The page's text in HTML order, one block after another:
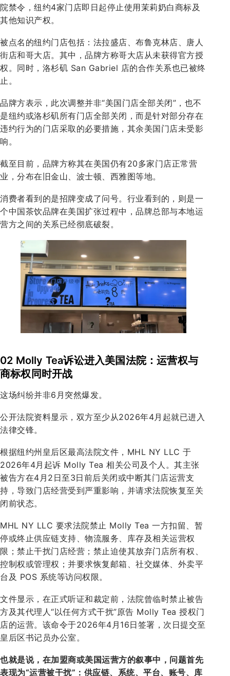
院禁令，纽约4家门店即日起停止使用茉莉奶白商标及
其他知识产权。
被点名的纽约门店包括：法拉盛店、布鲁克林店、唐人
街店和哥大店。其中，品牌方称哥大店从未获得官方授
权。同时，洛杉矶 San Gabriel 店的合作关系也已被终
止。
品牌方表示，此次调整并非“美国门店全部关闭”，也不
是纽约或洛杉矶所有门店全部关闭，而是针对部分存在
违约行为的门店采取的必要措施，其余美国门店未受影
响。
截至目前，品牌方称其在美国仍有20多家门店正常营
业，分布在旧金山、波士顿、西雅图等地。
消费者看到的是招牌变成了问号。行业看到的，则是一
个中国茶饮品牌在美国扩张过程中，品牌总部与本地运
营方之间的关系已经彻底破裂。
02 Molly Tea诉讼进入美国法院：运营权与
商标权同时开战
这场纠纷并非6月突然爆发。
公开法院资料显示，双方至少从2026年4月起就已进入
法律交锋。
根据纽约州皇后区最高法院文件，MHL NY LLC 于
2026年4月起诉 Molly Tea 相关公司及个人。其主张
被告方在4月2日至3日前后关闭或中断其门店运营支
持，导致门店经营受到严重影响，并请求法院恢复至关
闭前状态。
MHL NY LLC 要求法院禁止 Molly Tea 一方扣留、暂
停或终止供应链支持、物流服务、库存及相关运营权
限；禁止干扰门店经营；禁止迫使其放弃门店所有权、
控制权或管理权；并要求恢复邮箱、社交媒体、外卖平
台及 POS 系统等访问权限。
文件显示，在正式听证和裁定前，法院曾临时禁止被告
方及其代理人“以任何方式干扰”原告 Molly Tea 授权门
店的运营。该命令于2026年4月16日签署，次日提交至
皇后区书记员办公室。
也就是说，在加盟商或美国运营方的叙事中，问题首先
表现为“运营被干扰”：供应链、系统、平台、账号、库